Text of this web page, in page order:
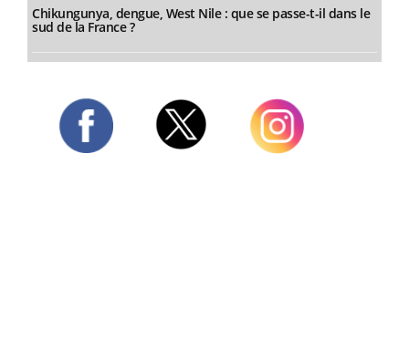
Chikungunya, dengue, West Nile : que se passe-t-il dans le
sud de la France ?